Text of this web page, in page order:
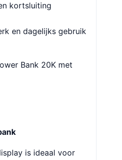
kortsluiting
en dagelijks gebruik
Bank 20K met
is ideaal voor